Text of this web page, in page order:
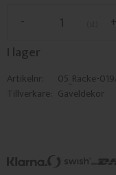
+
-
I lager
Artikelnr
05_Racke-
Tillverkare Gaveldekor